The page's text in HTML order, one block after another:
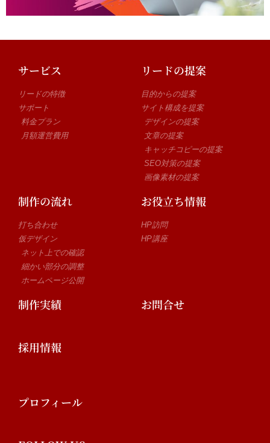
サービス
リードの特徴
サポート
料金プラン
月額運営費用
リードの提案
目的からの提案
サイト構成を提案
デザインの提案
文章の提案
キャッチコピーの提案
SEO対策の提案
画像素材の提案
制作の流れ
打ち合わせ
仮デザイン
ネット上での確認
細かい部分の調整
ホームページ公開
お役立ち情報
HP訪問
HP講座
制作実績 お問合せ
採用情報
プロフィール